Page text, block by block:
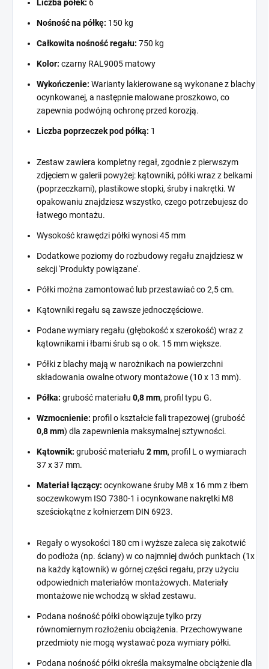
Liczba półek: 6
Nośność na półkę: 150 kg
Całkowita nośność regału: 750 kg
Kolor: czarny RAL9005 matowy
Wykończenie: Warianty lakierowane są wykonane z blachy
ocynkowanej, a następnie malowane proszkowo, co
zapewnia podwójną ochronę przed korozją.
Liczba poprzeczek pod półką: 1
Zestaw zawiera kompletny regał, zgodnie z pierwszym
zdjęciem w galerii powyżej: kątowniki, półki wraz z belkami
(poprzeczkami), plastikowe stopki, śruby i nakrętki. W
opakowaniu znajdziesz wszystko, czego potrzebujesz do
łatwego montażu.
Wysokość krawędzi półki wynosi 45 mm
Dodatkowe poziomy do rozbudowy regału znajdziesz w
sekcji 'Produkty powiązane'.
Półki można zamontować lub przestawiać co 2,5 cm.
Kątowniki regału są zawsze jednoczęściowe.
Podane wymiary regału (głębokość x szerokość) wraz z
kątownikami i łbami śrub są o ok. 15 mm większe.
Półki z blachy mają w narożnikach na powierzchni
składowania owalne otwory montażowe (10 x 13 mm).
Półka: grubość materiału 0,8 mm, profil typu G.
Wzmocnienie: profil o kształcie fali trapezowej (grubość
0,8 mm) dla zapewnienia maksymalnej sztywności.
Kątownik: grubość materiału 2 mm, profil L o wymiarach
37 x 37 mm.
Materiał łączący: ocynkowane śruby M8 x 16 mm z łbem
soczewkowym ISO 7380-1 i ocynkowane nakrętki M8
sześciokątne z kołnierzem DIN 6923.
Regały o wysokości 180 cm i wyższe zaleca się zakotwić
do podłoża (np. ściany) w co najmniej dwóch punktach (1x
na każdy kątownik) w górnej części regału, przy użyciu
odpowiednich materiałów montażowych. Materiały
montażowe nie wchodzą w skład zestawu.
Podana nośność półki obowiązuje tylko przy
równomiernym rozłożeniu obciążenia. Przechowywane
przedmioty nie mogą wystawać poza wymiary półki.
Podana nośność półki określa maksymalne obciążenie dla